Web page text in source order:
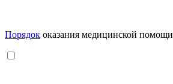
Порядок оказания медицинской помощи